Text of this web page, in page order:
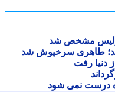
مشخص شد
طاهری سرخپوش شد
رفت
نمی شود